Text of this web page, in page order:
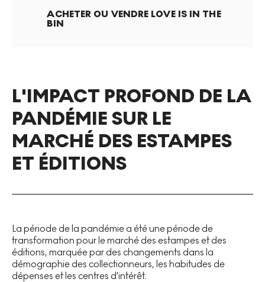
ACHETER OU VENDRE LOVE IS IN THE
BIN
L'IMPACT PROFOND DE LA
PANDÉMIE SUR LE
MARCHÉ DES ESTAMPES
ET ÉDITIONS
La période de la pandémie a été une période de
transformation pour le marché des estampes et des
éditions, marquée par des changements dans la
démographie des collectionneurs, les habitudes de
dépenses et les centres d'intérêt.